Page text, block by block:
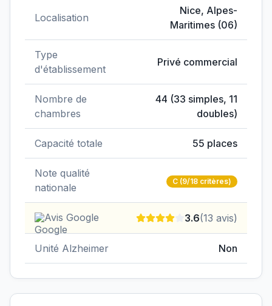
Localisation
Nice, Alpes-
Maritimes (06)
Type
d'établissement
Privé commercial
Nombre de
chambres
44 (33 simples, 11
doubles)
Capacité totale 55 places
Note qualité
nationale
C (9/18 critères)
Avis Google 3.6(13 avis)
Unité Alzheimer Non